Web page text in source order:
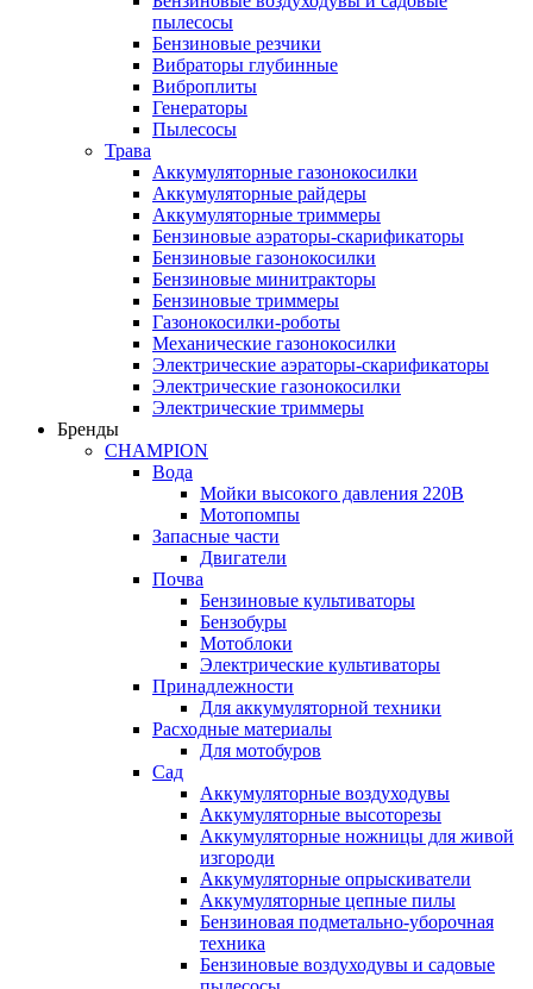
пылесосы
Бензиновые резчики
Вибраторы глубинные
Виброплиты
Генераторы
Пылесосы
Трава
Аккумуляторные газонокосилки
Аккумуляторные райдеры
Аккумуляторные триммеры
Бензиновые аэраторы-скарификаторы
Бензиновые газонокосилки
Бензиновые минитракторы
Бензиновые триммеры
Газонокосилки-роботы
Механические газонокосилки
Электрические аэраторы-скарификаторы
Электрические газонокосилки
Электрические триммеры
Бренды
CHAMPION
Вода
Мойки высокого давления 220В
Мотопомпы
Запасные части
Двигатели
Почва
Бензиновые культиваторы
Бензобуры
Мотоблоки
Электрические культиваторы
Принадлежности
Для аккумуляторной техники
Расходные материалы
Для мотобуров
Сад
Аккумуляторные воздуходувы
Аккумуляторные высоторезы
Аккумуляторные ножницы для живой
изгороди
Аккумуляторные опрыскиватели
Аккумуляторные цепные пилы
Бензиновая подметально-уборочная
техника
Бензиновые воздуходувы и садовые